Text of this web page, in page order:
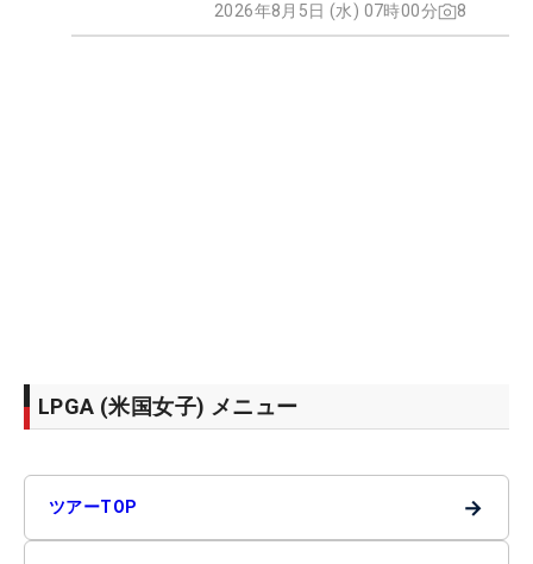
2026年8月5日 (水) 07時00分 8
LPGA (米国女子) メニュー
ツアーTOP →